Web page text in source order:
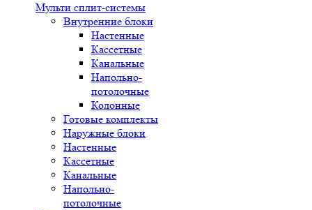
Мульти сплит-системы
Внутренние блоки
Настенные
Кассетные
Канальные
Напольно-
потолочные
Колонные
Готовые комплекты
Наружные блоки
Настенные
Кассетные
Канальные
Напольно-
потолочные